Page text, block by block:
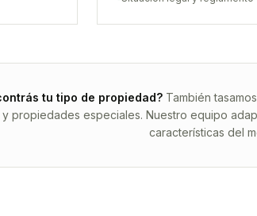
tu tipo de propiedad? También
propiedades especiales. Nuestro equipo
características del